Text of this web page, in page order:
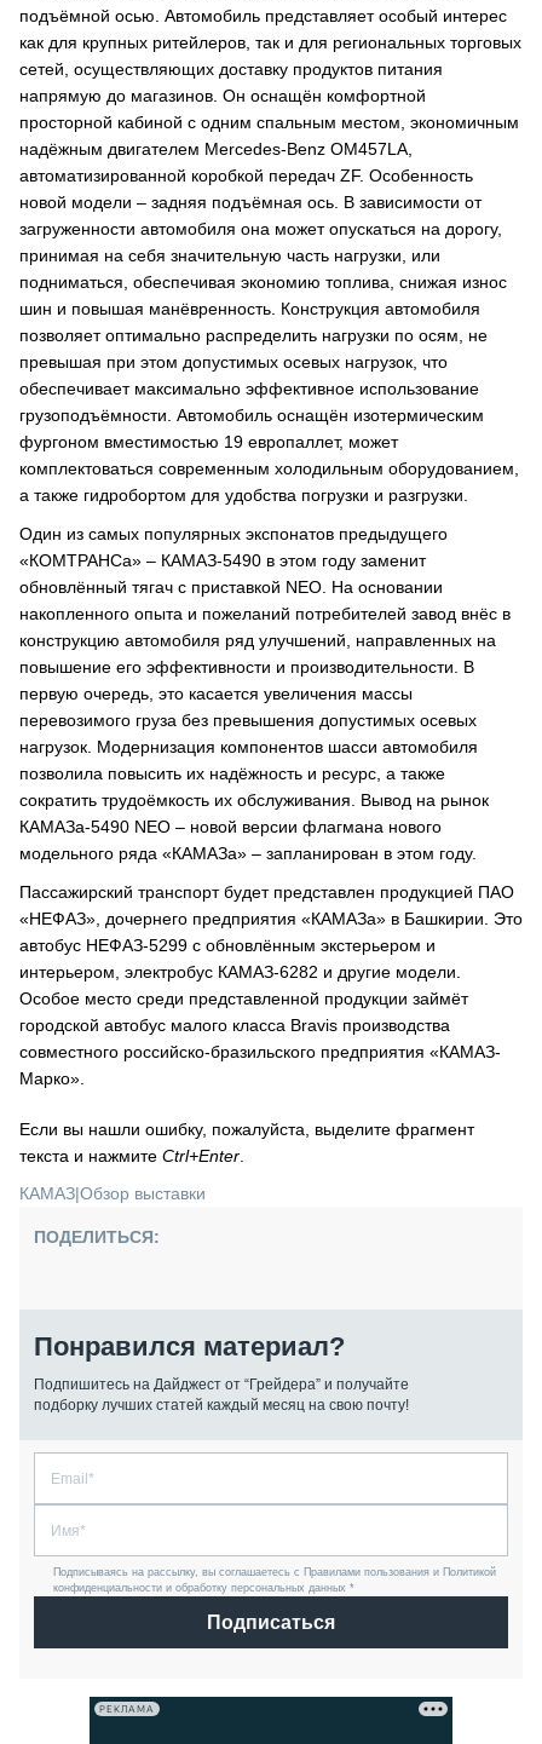
подъёмной осью. Автомобиль представляет особый интерес
как для крупных ритейлеров, так и для региональных торговых
сетей, осуществляющих доставку продуктов питания
напрямую до магазинов. Он оснащён комфортной
просторной кабиной с одним спальным местом, экономичным
надёжным двигателем Mercedes-Benz OM457LA,
автоматизированной коробкой передач ZF. Особенность
новой модели – задняя подъёмная ось. В зависимости от
загруженности автомобиля она может опускаться на дорогу,
принимая на себя значительную часть нагрузки, или
подниматься, обеспечивая экономию топлива, снижая износ
шин и повышая манёвренность. Конструкция автомобиля
позволяет оптимально распределить нагрузки по осям, не
превышая при этом допустимых осевых нагрузок, что
обеспечивает максимально эффективное использование
грузоподъёмности. Автомобиль оснащён изотермическим
фургоном вместимостью 19 европаллет, может
комплектоваться современным холодильным оборудованием,
а также гидробортом для удобства погрузки и разгрузки.
Один из самых популярных экспонатов предыдущего
«КОМТРАНСа» – КАМАЗ-5490 в этом году заменит
обновлённый тягач с приставкой NEO. На основании
накопленного опыта и пожеланий потребителей завод внёс в
конструкцию автомобиля ряд улучшений, направленных на
повышение его эффективности и производительности. В
первую очередь, это касается увеличения массы
перевозимого груза без превышения допустимых осевых
нагрузок. Модернизация компонентов шасси автомобиля
позволила повысить их надёжность и ресурс, а также
сократить трудоёмкость их обслуживания. Вывод на рынок
КАМАЗа-5490 NEO – новой версии флагмана нового
модельного ряда «КАМАЗа» – запланирован в этом году.
Пассажирский транспорт будет представлен продукцией ПАО
«НЕФАЗ», дочернего предприятия «КАМАЗа» в Башкирии. Это
автобус НЕФАЗ-5299 с обновлённым экстерьером и
интерьером, электробус КАМАЗ-6282 и другие модели.
Особое место среди представленной продукции займёт
городской автобус малого класса Bravis производства
совместного российско-бразильского предприятия «КАМАЗ-
Марко».
Если вы нашли ошибку, пожалуйста, выделите фрагмент
текста и нажмите Ctrl+Enter
КАМАЗ|Обзор выставки
ПОДЕЛИТЬСЯ:
Понравился материал?
Подпишитесь на Дайджест от “Грейдера” и получайте
подборку лучших статей каждый месяц на свою почту!
Подписываясь на рассылку, вы соглашаетесь с Правилами пользования и Политикой
конфиденциальности и обработку персональных данных *
Подписаться
РЕКЛАМА